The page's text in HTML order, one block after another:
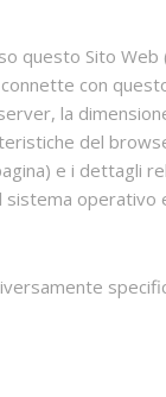
questo Sito
con
la
del
e i dettagli
operativo